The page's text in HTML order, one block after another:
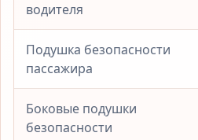
водителя
Подушка безопасности
пассажира
Боковые подушки
безопасности